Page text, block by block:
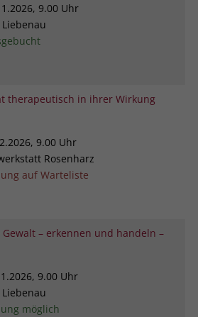
9.00 Uhr
Liebenau
therapeutisch in ihrer Wirkung
9.00 Uhr
Rosenharz
auf Warteliste
– erkennen und handeln –
9.00 Uhr
Liebenau
möglich